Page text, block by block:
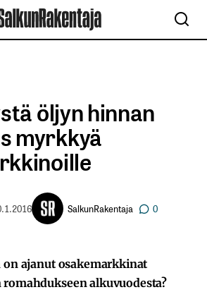
öljyn hinnan
myrkkyä
SalkunRakentaja 0
ajanut osakemarkkinat
alkuvuodesta?